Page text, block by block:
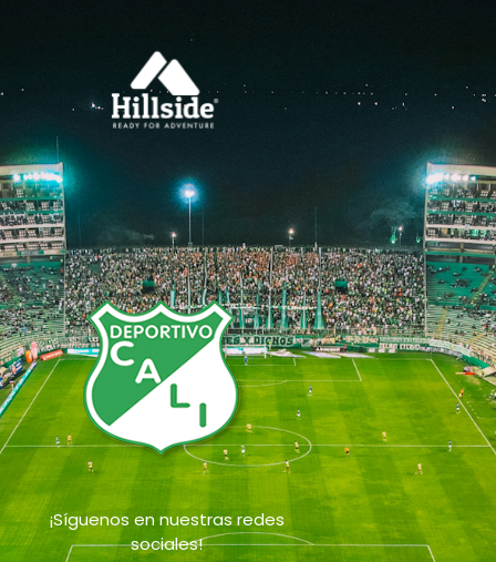
¡Síguenos en nuestras redes
sociales!